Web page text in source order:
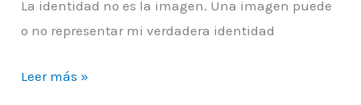
La identidad no es la imagen. Una imagen puede
o no representar mi verdadera identidad
identidad
Leer más »